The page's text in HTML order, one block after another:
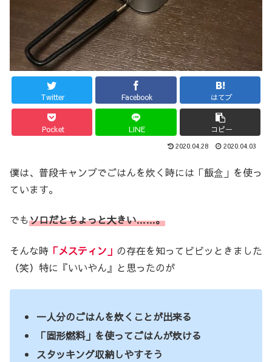
Twitter Facebook はてブ
Pocket LINE コピー
2020.04.28 2020.04.03
僕は、普段キャンプでごはんを炊く時には「飯盒」を使っ
ています。
でもソロだとちょっと大きい……。
そんな時 「メスティン」 の存在を知ってビビッときました
（笑）特に『いいやん』と思ったのが
一人分のごはんを炊くことが出来る
「固形燃料」を使ってごはんが炊ける
スタッキング収納しやすそう